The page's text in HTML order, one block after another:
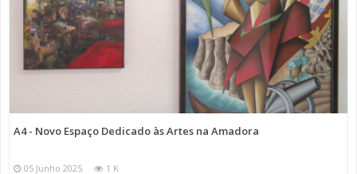
A4 - Novo Espaço Dedicado às Artes na Amadora
05 Junho 2025 1 K